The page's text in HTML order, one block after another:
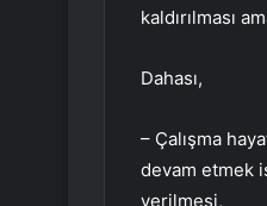
kaldırılması
Dahası,
– Çalışma
devam etmek
verilmesi,